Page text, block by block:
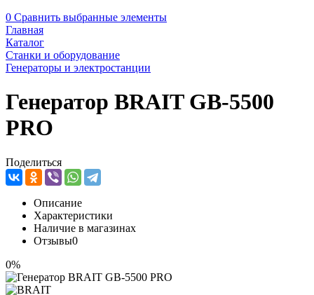
0 Сравнить выбранные элементы
Главная
Каталог
Станки и оборудование
Генераторы и электростанции
Генератор BRAIT GB-5500
PRO
Поделиться
Описание
Характеристики
Наличие в магазинах
Отзывы0
0%